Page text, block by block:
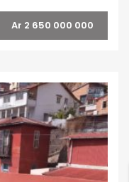
Ar 2 650 000 000